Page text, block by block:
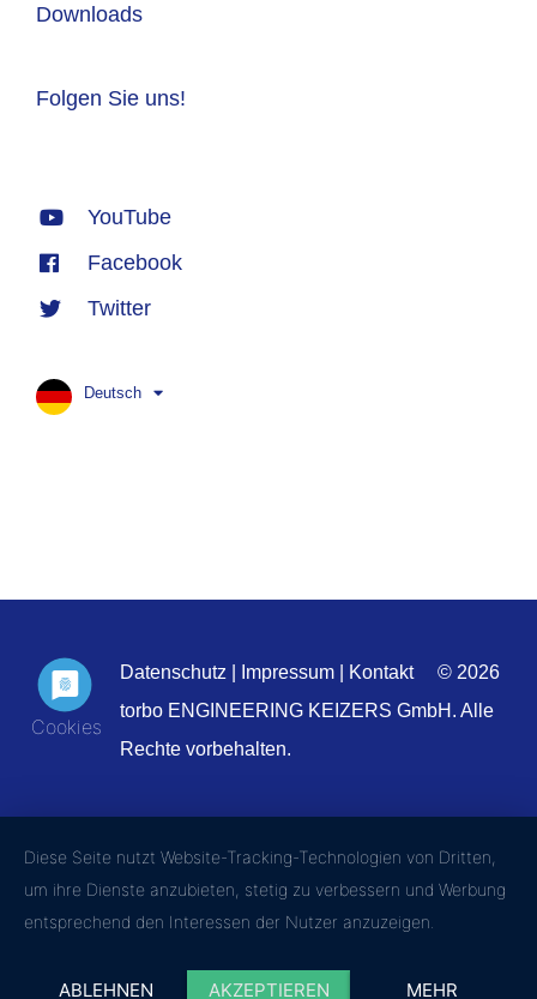
Downloads
Folgen Sie uns!
YouTube
Facebook
Twitter
Deutsch
Datenschutz Impressum Kontakt
© 2026
torbo ENGINEERING KEIZERS GmbH. Alle
Rechte vorbehalten.
Diese Seite nutzt Website-Tracking-Technologien von Dritten,
um ihre Dienste anzubieten, stetig zu verbessern und Werbung
entsprechend den Interessen der Nutzer anzuzeigen.
ABLEHNEN AKZEPTIEREN MEHR